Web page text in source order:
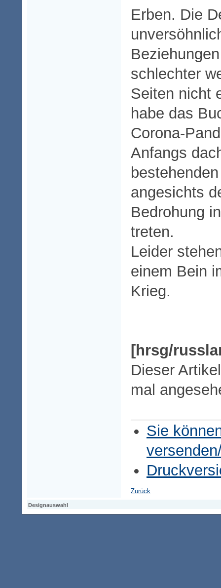
Erben. Die
schlechter
Seiten nicht
habe das
Corona-
Anfangs
angesichts
Bedrohung
treten.
Leider
einem Bein
Krieg.
[hrsg/
Dieser
mal
Sie
Zurück
Designauswahl
Designauswahl